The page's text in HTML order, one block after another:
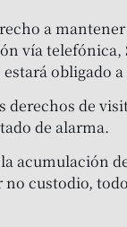
a
vía telefónica,
obligado
derechos de
de alarma.
acumulación
custodio,